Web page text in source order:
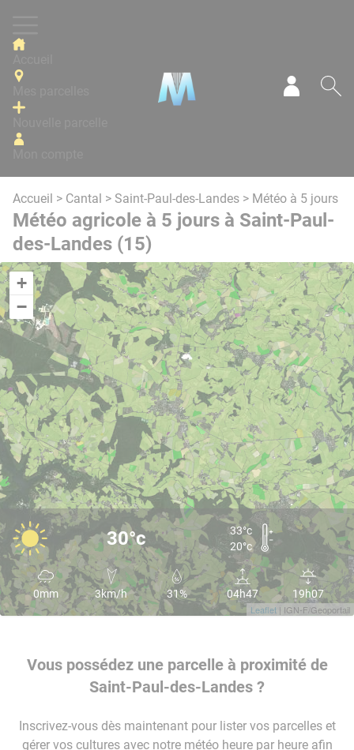
Accueil > Cantal > Saint-Paul-des-Landes > Météo à 5 jours
Météo agricole à 5 jours à Saint-Paul-
des-Landes (15)
+
−
Leaflet | IGN-F/Geoportail
30°c
33°c
20°c
0mm 3km/h 31% 04h47 19h07
Vous possédez une parcelle à proximité de
Saint-Paul-des-Landes ?
Inscrivez-vous dès maintenant pour lister vos parcelles et
gérer vos cultures avec notre météo heure par heure afin